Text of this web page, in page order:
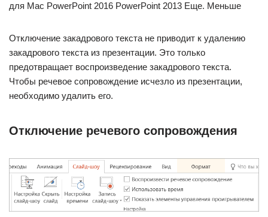
для Mac PowerPoint 2016 PowerPoint 2013 Еще. Меньше
Отключение закадрового текста не приводит к удалению
закадрового текста из презентации. Это только
предотвращает воспроизведение закадрового текста.
Чтобы речевое сопровождение исчезло из презентации,
необходимо удалить его.
Отключение речевого сопровождения